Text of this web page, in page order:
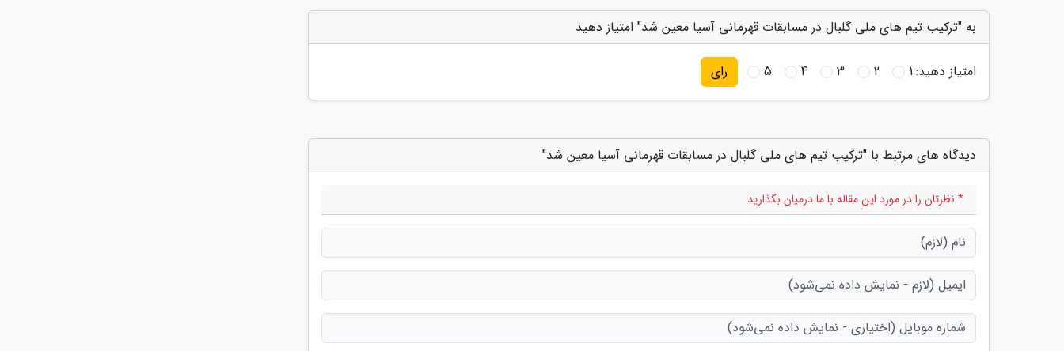
به "ترکیب تیم های ملی گلبال در مسابقات قهرمانی آسیا معین شد" امتیاز دهید
امتیاز دهید:1
2
3
4
5 رای
دیدگاه های مرتبط با "ترکیب تیم های ملی گلبال در مسابقات قهرمانی آسیا معین شد"
* نظرتان را در مورد این مقاله با ما درمیان بگذارید